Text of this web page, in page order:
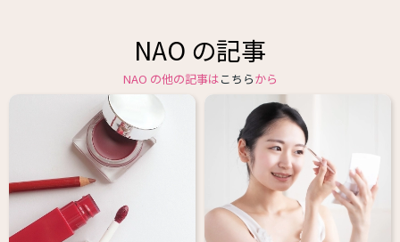
NAO の記事
NAO の他の記事はこちらから